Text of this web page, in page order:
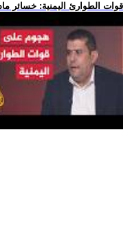
.. قوات الطوارئ اليمنية: خسائر